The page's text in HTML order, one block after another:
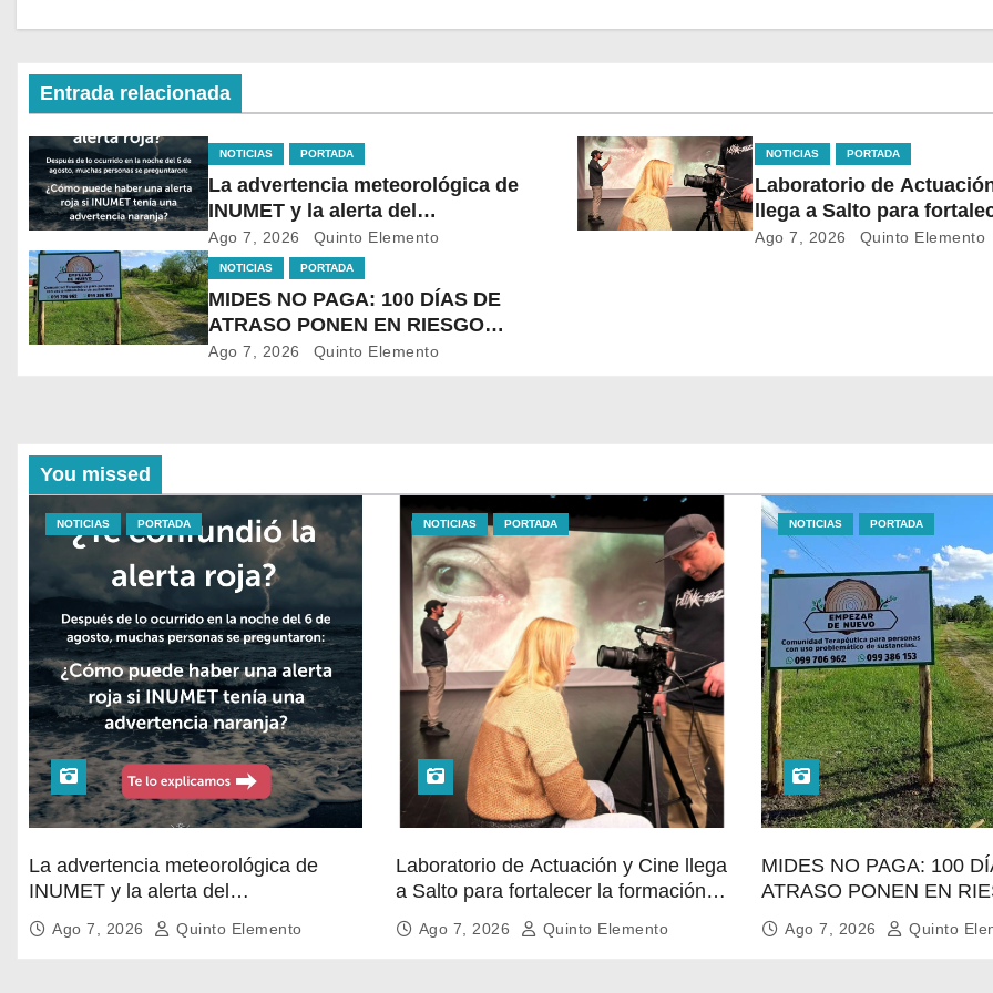
Entrada relacionada
NOTICIAS PORTADA
La advertencia meteorológica de
INUMET y la alerta del
@sinae_oficial no son lo mismo.
Ago 7, 2026 Quinto Elemento
NOTICIAS PORTADA
Laboratorio de
llega a Salto para
formación audiovisual en
Ago 7, 2026 Quinto Elemento
NOTICIAS PORTADA
MIDES NO PAGA: 100 DÍAS DE
ATRASO PONEN EN RIESGO
LACONTINUIDAD DE
Ago 7, 2026 Quinto Elemento
You missed
NOTICIAS PORTADA
La advertencia meteorológica de
INUMET y la alerta del
@sinae_oficial no son lo mismo.
Ago 7, 2026 Quinto Elemento
NOTICIAS PORTADA
Laboratorio de Actuación y Cine llega
a Salto para fortalecer la formación
audiovisual en el norte del país
Ago 7, 2026 Quinto Elemento
NOTICIAS PORTADA
MIDES NO PAGA: 100
ATRASO PONEN EN
LACONTINUIDAD DE
TRATAMIENTO PARA LA
Ago 7, 2026 Quinto